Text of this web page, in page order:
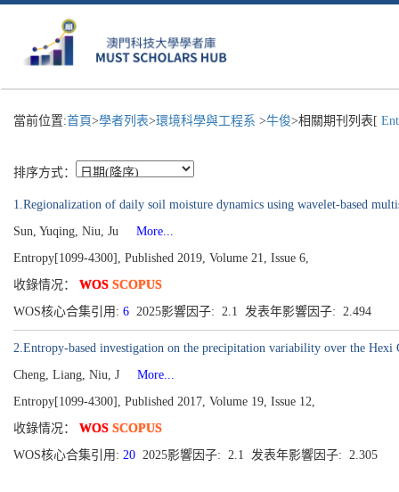
當前位置:首頁>學者列表>環境科學與工程系 >牛俊>相關期刊列表[
排序方式：
1.Regionalization of daily soil moisture dynamics using wavelet-based
Sun, Yuqing, Niu, Ju
More...
Entropy[1099-4300], Published 2019, Volume 21, Issue 6,
收錄情况： WOS SCOPUS
WOS核心合集引用: 6 2025影響因子: 2.1 发表年影響因子: 2.494
2.Entropy-based investigation on the precipitation variability over the Hexi
Cheng, Liang, Niu, J
More...
Entropy[1099-4300], Published 2017, Volume 19, Issue 12,
收錄情况： WOS SCOPUS
WOS核心合集引用: 20 2025影響因子: 2.1 发表年影響因子: 2.305